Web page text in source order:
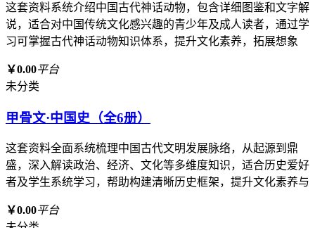
这套资料系统介绍中国古代神话动物，包含详细图鉴和文字解
说，适合对中国传统文化感兴趣的青少年及成人读者，通过学
习可掌握古代神话动物知识体系，提升文化素养，拓展想象
￥0.00平台
未分类
甲骨文·中国史（全6册）
这套资料全面系统梳理中国古代文明发展脉络，从起源到鼎
盛，深入解读政治、经济、文化等多维度知识，适合历史爱好
者及学生系统学习，帮助构建清晰历史框架，提升文化素养与
￥0.00平台